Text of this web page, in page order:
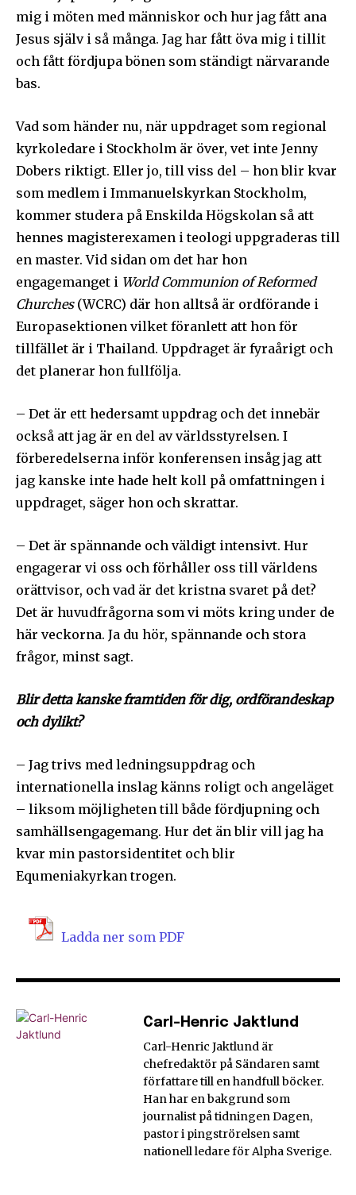
mig i möten med människor och hur jag fått ana
Jesus själv i så många. Jag har fått öva mig i tillit
och fått fördjupa bönen som ständigt närvarande
bas.
Vad som händer nu, när uppdraget som regional
kyrkoledare i Stockholm är över, vet inte Jenny
Dobers riktigt. Eller jo, till viss del – hon blir kvar
som medlem i Immanuelskyrkan Stockholm,
kommer studera på Enskilda Högskolan så att
hennes magisterexamen i teologi uppgraderas till
en master. Vid sidan om det har hon
engagemanget i World Communion of Reformed
Churches(WCRC) där hon alltså är ordförande i
Europasektionen vilket föranlett att hon för
tillfället är i Thailand. Uppdraget är fyraårigt och
det planerar hon fullfölja.
– Det är ett hedersamt uppdrag och det innebär
också att jag är en del av världsstyrelsen. I
förberedelserna inför konferensen insåg jag att
jag kanske inte hade helt koll på omfattningen i
uppdraget, säger hon och skrattar.
– Det är spännande och väldigt intensivt. Hur
engagerar vi oss och förhåller oss till världens
orättvisor, och vad är det kristna svaret på det?
Det är huvudfrågorna som vi möts kring under de
här veckorna. Ja du hör, spännande och stora
frågor, minst sagt.
Blir detta kanske framtiden för dig, ordförandeskap
och dylikt?
– Jag trivs med ledningsuppdrag och
internationella inslag känns roligt och angeläget
– liksom möjligheten till både fördjupning och
samhällsengagemang. Hur det än blir vill jag ha
kvar min pastorsidentitet och blir
Equmeniakyrkan trogen.
Ladda ner som PDF
Carl-Henric Jaktlund
Carl-Henric Jaktlund är
chefredaktör på Sändaren samt
författare till en handfull böcker.
Han har en bakgrund som
journalist på tidningen Dagen,
pastor i pingströrelsen samt
nationell ledare för Alpha Sverige.